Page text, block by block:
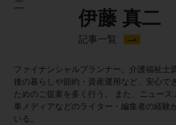
伊藤 真二
記事一覧
ファイナンシャルプランナー。介護福祉士
後の暮らしや節約・資産運用など、安心で
ためのご提案を多く行う。 また、ニュー
車メディアなどのライター・編集者の経験
いる。